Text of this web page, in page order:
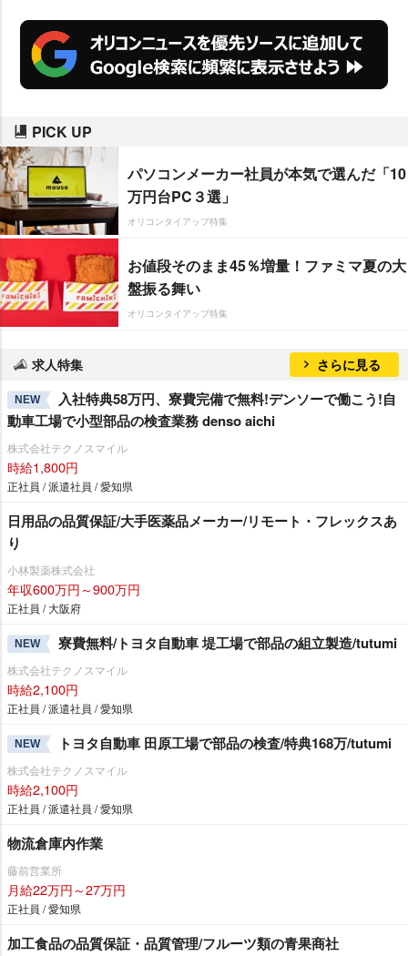
PICK UP
パソコンメーカー社員が本気で選んだ「10
万円台PC３選」
オリコンタイアップ特集
お値段そのまま45％増量！ファミマ夏の大
盤振る舞い
オリコンタイアップ特集
求人特集 さらに見る
NEW
入社特典58万円、寮費完備で無料!デンソーで働こう!自
動車工場で小型部品の検査業務 denso aichi
株式会社テクノスマイル
時給1,800円
正社員 / 派遣社員 / 愛知県
日用品の品質保証/大手医薬品メーカー/リモート・フレックスあ
り
小林製薬株式会社
年収600万円～900万円
正社員 / 大阪府
NEW 寮費無料/トヨタ自動車 堤工場で部品の組立製造/tutumi
株式会社テクノスマイル
時給2,100円
正社員 / 派遣社員 / 愛知県
NEW トヨタ自動車 田原工場で部品の検査/特典168万/tutumi
株式会社テクノスマイル
時給2,100円
正社員 / 派遣社員 / 愛知県
物流倉庫内作業
藤前営業所
月給22万円～27万円
正社員 / 愛知県
加工食品の品質保証・品質管理/フルーツ類の青果商社